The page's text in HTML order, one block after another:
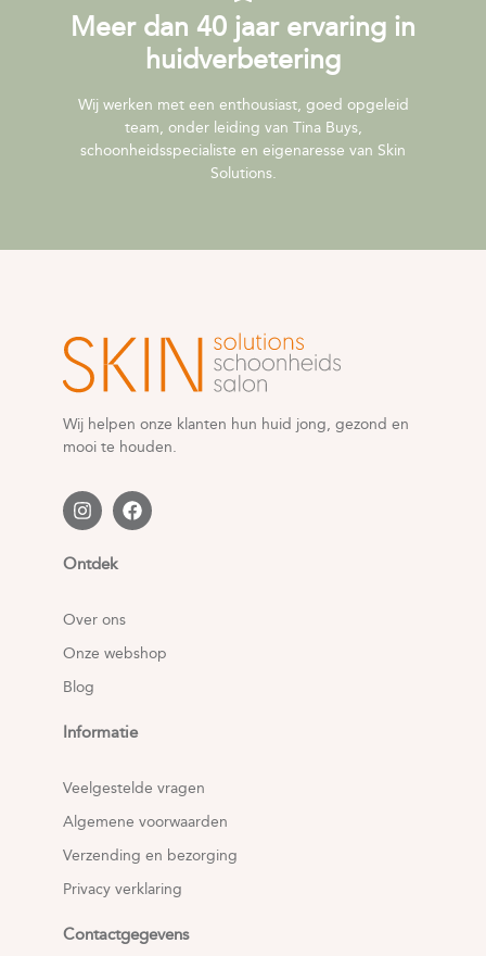
Meer dan 40 jaar ervaring in
huidverbetering
Wij werken met een enthousiast, goed opgeleid
team, onder leiding van Tina Buys,
schoonheidsspecialiste en eigenaresse van Skin
Solutions.
Wij helpen onze klanten hun huid jong, gezond en
mooi te houden.
Ontdek
Over ons
Onze webshop
Blog
Informatie
Veelgestelde vragen
Algemene voorwaarden
Verzending en bezorging
Privacy verklaring
Contactgegevens